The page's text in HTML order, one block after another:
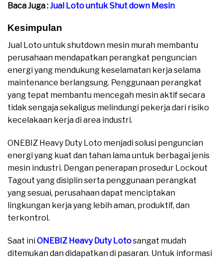
Baca Juga :Jual Loto untuk Shut down Mesin
Kesimpulan
Jual Loto untuk shutdown mesin murah membantu
perusahaan mendapatkan perangkat penguncian
energi yang mendukung keselamatan kerja selama
maintenance berlangsung. Penggunaan perangkat
yang tepat membantu mencegah mesin aktif secara
tidak sengaja sekaligus melindungi pekerja dari risiko
kecelakaan kerja di area industri.
ONEBIZ Heavy Duty Loto menjadi solusi penguncian
energi yang kuat dan tahan lama untuk berbagai jenis
mesin industri. Dengan penerapan prosedur Lockout
Tagout yang disiplin serta penggunaan perangkat
yang sesuai, perusahaan dapat menciptakan
lingkungan kerja yang lebih aman, produktif, dan
terkontrol.
Saat iniONEBIZ Heavy Duty Lotosangat mudah
ditemukan dan didapatkan di pasaran. Untuk informasi